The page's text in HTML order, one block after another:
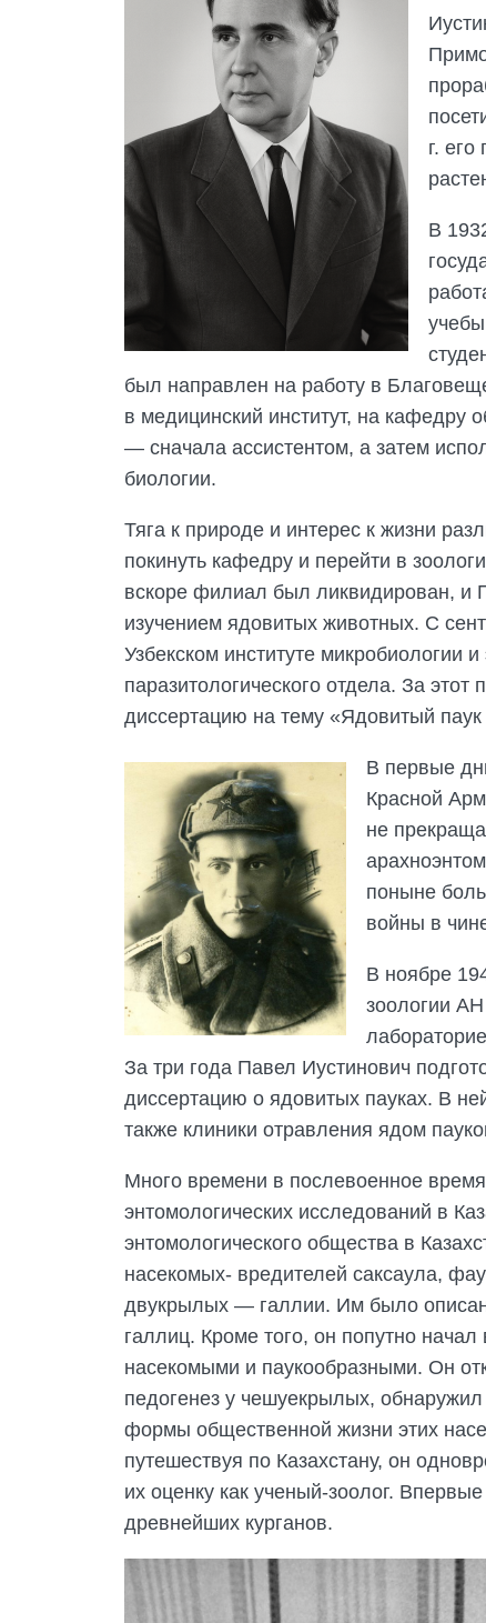
г.
В
был направлен на работу в
в медицинский институт, на кафедру
— сначала ассистентом, а затем
биологии.
Тяга к природе и интерес к жизни
покинуть кафедру и перейти в
вскоре филиал был ликвидирован, и
изучением ядовитых животных. С
Узбекском институте микробиологии
паразитологического отдела. За
диссертацию на тему «Ядовитый паук
В первые
Красной
не
поныне
войны в
В ноябре
зоологии
За три года Павел Иустинович
диссертацию о ядовитых пауках. В
также клиники отравления ядом
Много времени в послевоенное
энтомологических исследований в
энтомологического общества в
насекомых- вредителей саксаула,
двукрылых — галлии. Им было
галлиц. Кроме того, он попутно
насекомыми и паукообразными. Он
педогенез у чешуекрылых,
формы общественной жизни этих
путешествуя по Казахстану, он
их оценку как ученый-зоолог.
древнейших курганов.